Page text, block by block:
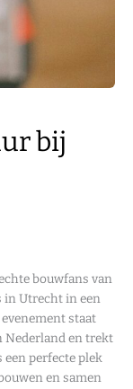
bij
bouwfans van
in Utrecht in een
staat
Nederland en trekt
een perfecte plek
en samen